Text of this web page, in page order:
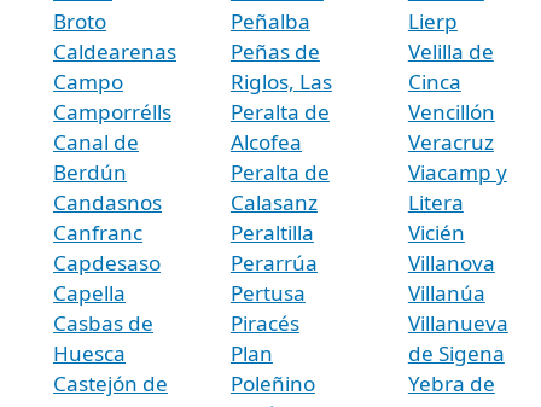
Broto
Caldearenas
Campo
Camporrélls
Canal de
Berdún
Candasnos
Canfranc
Capdesaso
Capella
Casbas de
Huesca
Castejón de
Peñalba
Peñas de
Riglos, Las
Peralta de
Alcofea
Peralta de
Calasanz
Peraltilla
Perarrúa
Pertusa
Piracés
Plan
Poleñino
Lierp
Velilla de
Cinca
Vencillón
Veracruz
Viacamp y
Litera
Vicién
Villanova
Villanúa
Villanueva
de Sigena
Yebra de